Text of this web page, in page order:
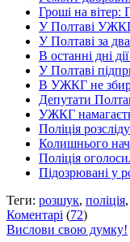
Гроші на вітер:
У Полтаві УЖКГ
У Полтаві за
В останні дні
У Полтаві
В УЖКГ не
Депутати
УЖКГ
Поліція
Колишнього
Поліція
Підозрювані у
Теги: розшук, поліція,
Коментарі (72)
Вислови свою думку!